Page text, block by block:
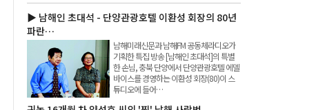
▶ 남해인 초대석 - 단양관광호텔 이환성 회장의 80년
파란…
남해미래신문과 남해FM 공동체라디오가
기획한 특집 방송 [남해인 초대석]의 특별
한 손님, 충북 단양에서 단양관광호텔 에델
바이스를 경영하는 이환성 회장(80)이 스
튜디오에 들어…